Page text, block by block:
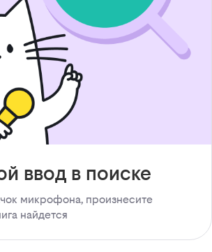
ввод в поиске
микрофона, произнесите
найдется